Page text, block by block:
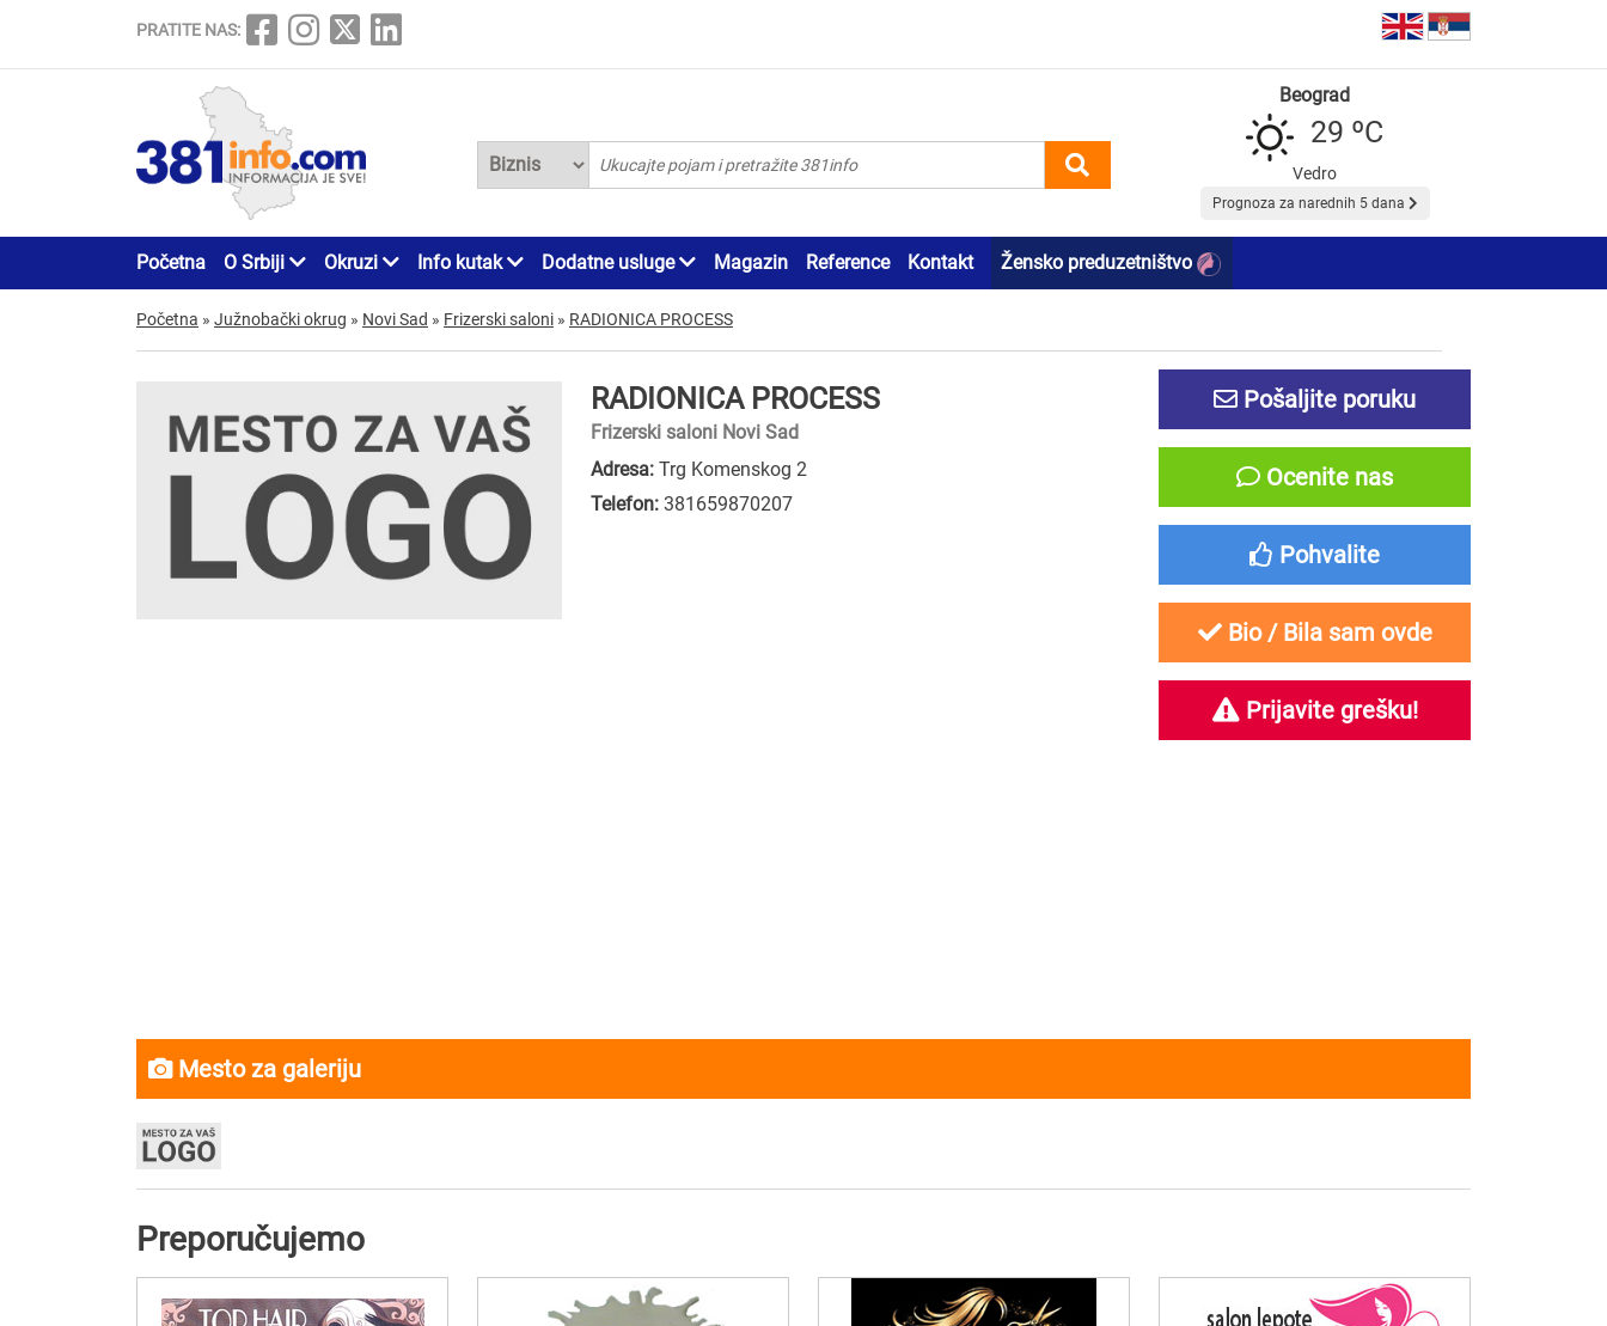
PRATITE NAS:
Beograd
29 ºC
Vedro
Prognoza za narednih 5 dana
Početna O Srbiji Okruzi Info kutak Dodatne usluge Magazin Reference Kontakt Žensko preduzetništvo
Početna » Južnobački okrug » Novi Sad » Frizerski saloni » RADIONICA PROCESS
RADIONICA PROCESS
Frizerski saloni Novi Sad
Adresa: Trg Komenskog 2
Telefon: 381659870207
Pošaljite poruku
Ocenite nas
Pohvalite
Bio / Bila sam ovde
Prijavite grešku!
Mesto za galeriju
Preporučujemo